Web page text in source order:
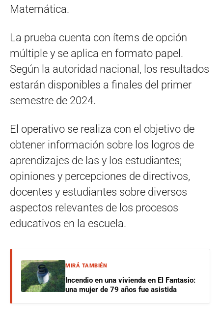
Matemática.
La prueba cuenta con ítems de opción
múltiple y se aplica en formato papel.
Según la autoridad nacional, los resultados
estarán disponibles a finales del primer
semestre de 2024.
El operativo se realiza con el objetivo de
obtener información sobre los logros de
aprendizajes de las y los estudiantes;
opiniones y percepciones de directivos,
docentes y estudiantes sobre diversos
aspectos relevantes de los procesos
educativos en la escuela.
MIRÁ TAMBIÉN
Incendio en una vivienda en El Fantasio:
una mujer de 79 años fue asistida